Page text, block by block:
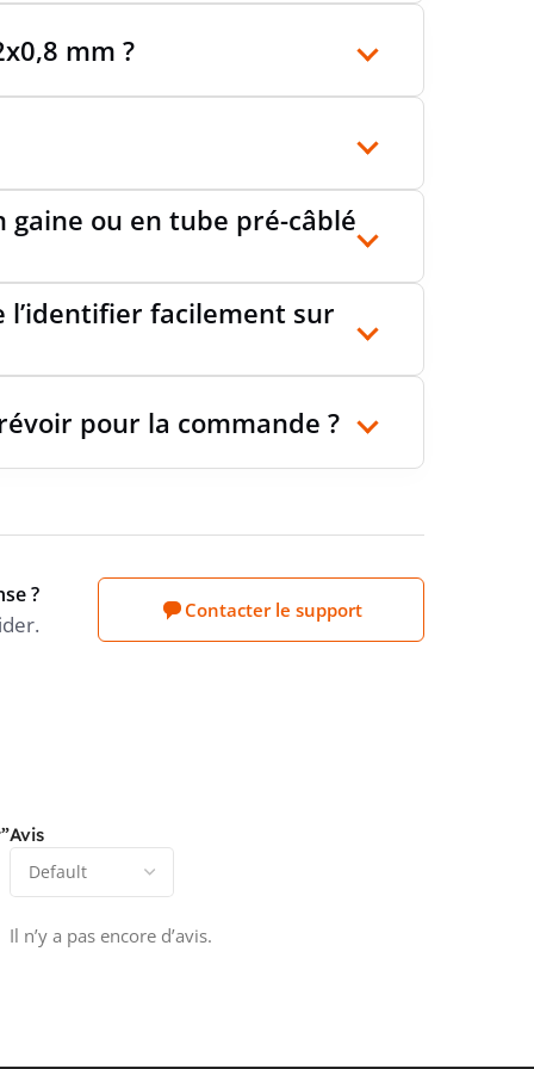
mm ?
gaine ou en tube pré-câblé
facilement sur
pour la commande ?
?
Contacter le support
Avis
Il n’y a pas encore d’avis.